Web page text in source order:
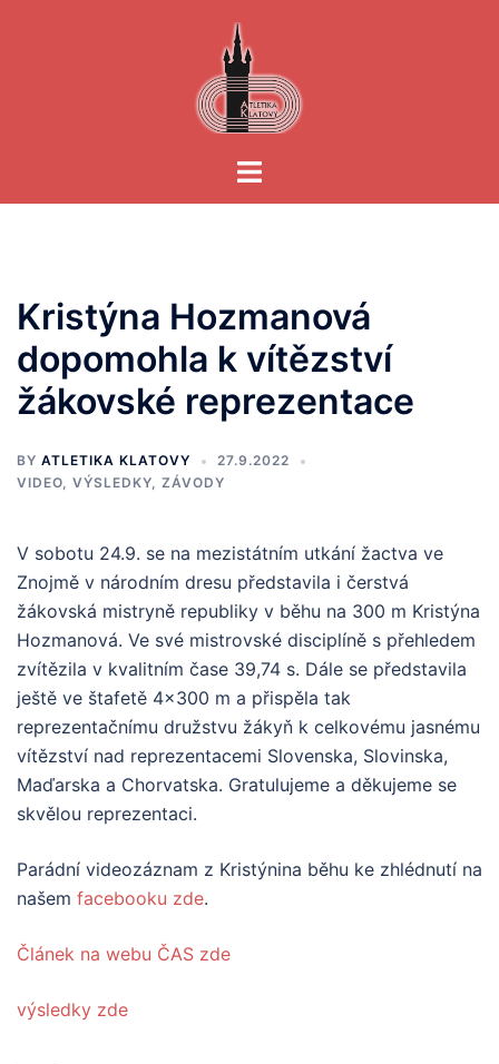
Toggle
Kristýna Hozmanová
dopomohla k vítězství
žákovské reprezentace
BY ATLETIKA KLATOVY
27.9.2022
VIDEO, VÝSLEDKY, ZÁVODY
V sobotu 24.9. se na mezistátním utkání žactva ve
Znojmě v národním dresu představila i čerstvá
žákovská mistryně republiky v běhu na 300 m Kristýna
Hozmanová. Ve své mistrovské disciplíně s přehledem
zvítězila v kvalitním čase 39,74 s. Dále se představila
ještě ve štafetě 4×300 m a přispěla tak
reprezentačnímu družstvu žákyň k celkovému jasnému
vítězství nad reprezentacemi Slovenska, Slovinska,
Maďarska a Chorvatska. Gratulujeme a děkujeme se
skvělou reprezentaci.
Parádní videozáznam z Kristýnina běhu ke zhlédnutí na
našem facebooku zde.
Článek na webu ČAS zde
výsledky zde